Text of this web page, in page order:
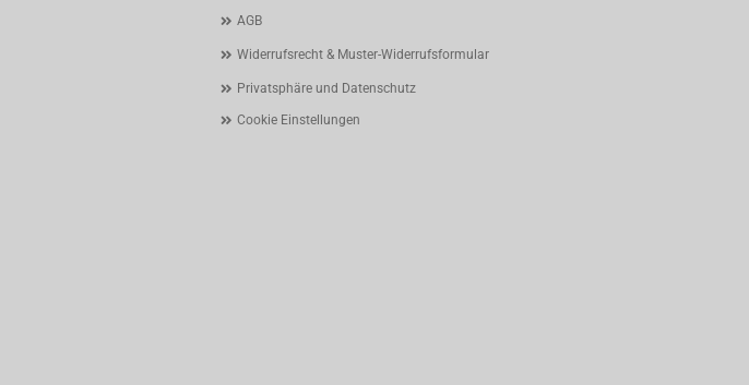
AGB
Widerrufsrecht & Muster-Widerrufsformular
Privatsphäre und Datenschutz
Cookie Einstellungen